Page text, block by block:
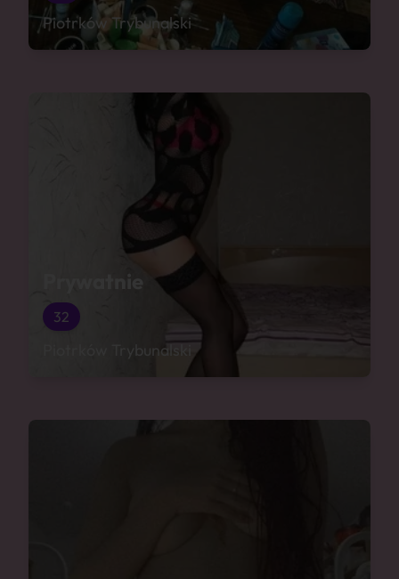
Piotrków Trybunalski
32
Piotrków Trybunalski